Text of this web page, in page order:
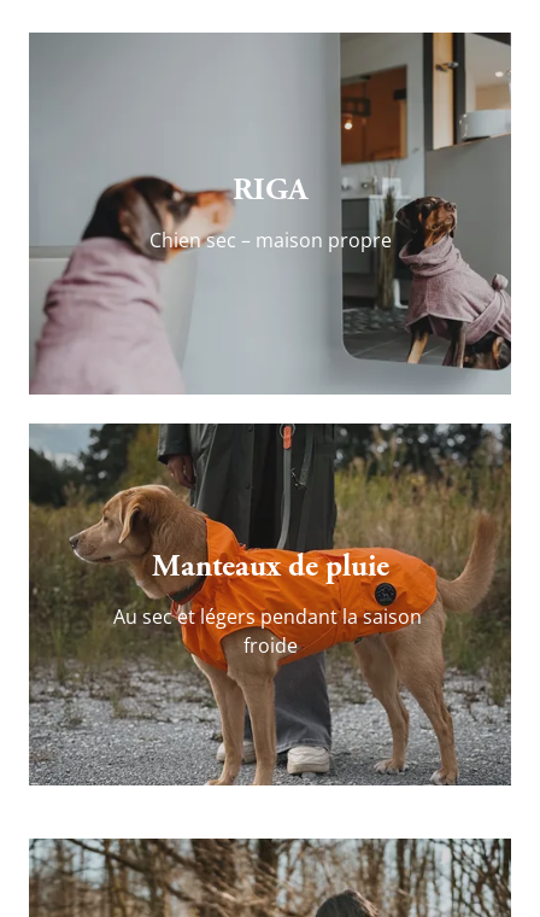
RIGA
Chien sec – maison propre
Manteaux de pluie
Au sec et légers pendant la saison
froide